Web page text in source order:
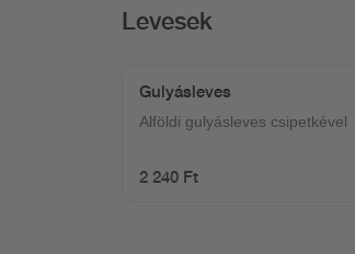
Levesek
Gulyásleves
Alföldi gulyásleves csipetkével
2 240 Ft